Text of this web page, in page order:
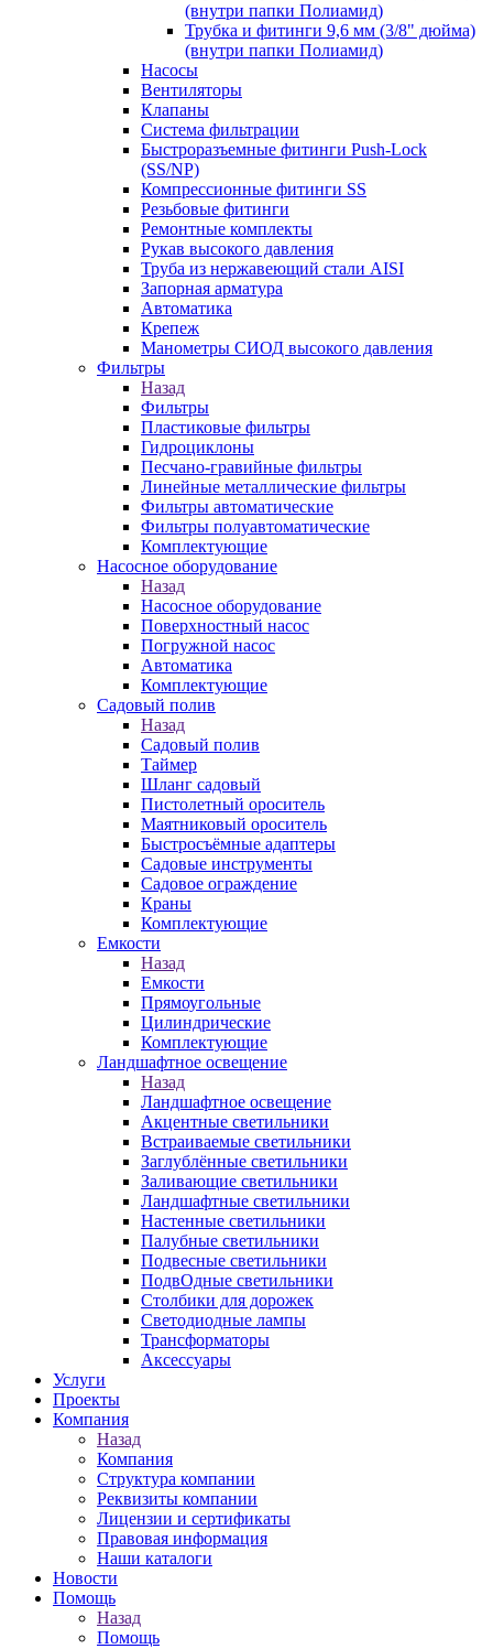
(внутри папки Полиамид)
Трубка и фитинги 9,6 мм (3/8" дюйма)
(внутри папки Полиамид)
Насосы
Вентиляторы
Клапаны
Система фильтрации
Быстроразъемные фитинги Push-Lock
(SS/NP)
Компрессионные фитинги SS
Резьбовые фитинги
Ремонтные комплекты
Рукав высокого давления
Труба из нержавеющий стали AISI
Запорная арматура
Автоматика
Крепеж
Манометры СИОД высокого давления
Фильтры
Назад
Фильтры
Пластиковые фильтры
Гидроциклоны
Песчано-гравийные фильтры
Линейные металлические фильтры
Фильтры автоматические
Фильтры полуавтоматические
Комплектующие
Насосное оборудование
Назад
Насосное оборудование
Поверхностный насос
Погружной насос
Автоматика
Комплектующие
Садовый полив
Назад
Садовый полив
Таймер
Шланг садовый
Пистолетный ороситель
Маятниковый ороситель
Быстросъёмные адаптеры
Садовые инструменты
Садовое ограждение
Краны
Комплектующие
Емкости
Назад
Емкости
Прямоугольные
Цилиндрические
Комплектующие
Ландшафтное освещение
Назад
Ландшафтное освещение
Акцентные светильники
Встраиваемые светильники
Заглублённые светильники
Заливающие светильники
Ландшафтные светильники
Настенные светильники
Палубные светильники
Подвесные светильники
ПодвОдные светильники
Столбики для дорожек
Светодиодные лампы
Трансформаторы
Аксессуары
Услуги
Проекты
Компания
Назад
Компания
Структура компании
Реквизиты компании
Лицензии и сертификаты
Правовая информация
Наши каталоги
Новости
Помощь
Назад
Помощь